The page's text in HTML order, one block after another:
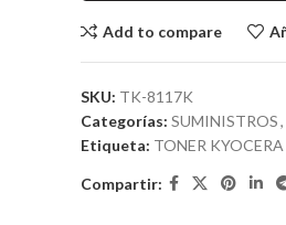
Add to compare
SKU: TK-8117K
Categorías: SUMINISTROS ,
Etiqueta: TONER
Compartir: